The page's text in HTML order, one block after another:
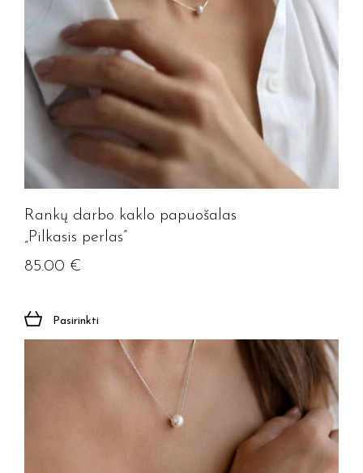
Rankų darbo kaklo papuošalas
„Pilkasis perlas”
85.00 €
Pasirinkti